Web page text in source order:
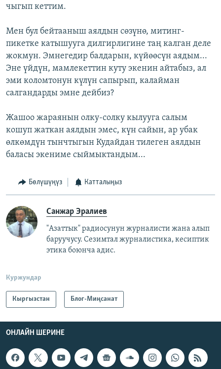
чыгып кеттим.
Мен бул бейтааныш аялдын сөзүнө, митинг-
пикетке катышууга дилгирлигине таң калган деле
жокмун. Эмнегедир балдарын, күйөөсүн аядым...
Эне үйдүн, мамлекеттин куту экенин айтабыз, ал
эми коломтонун күлүн сапырып, калайман
салгандарды эмне дейбиз?
Жашоо жараянын олку-солку кылууга салым
кошуп жаткан аялдын эмес, күн сайын, ар убак
өлкөмдүн тынчтыгын Кудайдан тилеген аялдын
баласы экениме сыймыктандым...
Бөлүшүңүз Катталыңыз
Санжар Эралиев
"Азаттык" радиосунун журналисти жана алып
баруучусу. Сезимтал журналистика, кесиптик
этика боюнча адис.
Куржундар
Кыргызстан Блог-Миңсанат
ОНЛАЙН ШЕРИНЕ